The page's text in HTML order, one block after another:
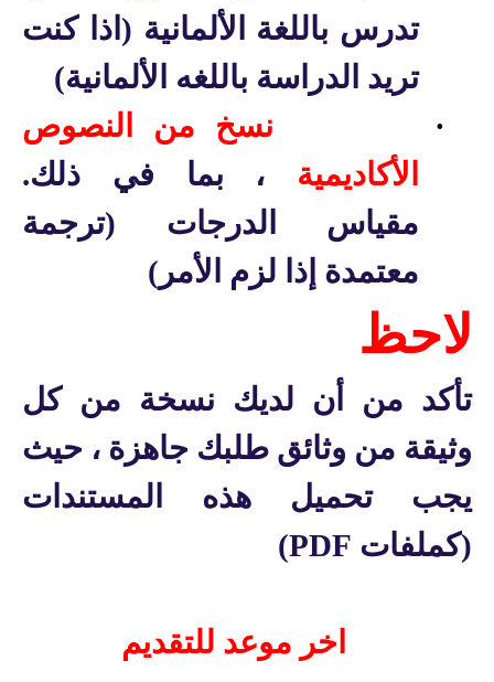
تدرس باللغة الألمانية (اذا كنت
تريد الدراسة باللغه الألمانية)
·
نسخ من النصوص
الأكاديمية ، بما في ذلك.
مقياس الدرجات (ترجمة
معتمدة إذا لزم الأمر)
لاحظ
تأكد من أن لديك نسخة من كل
وثيقة من وثائق طلبك جاهزة ، حيث
يجب تحميل هذه المستندات
(كملفات PDF
)
اخر موعد للتقديم